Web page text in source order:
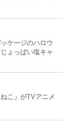
ケージのハロウ
ょっぱい塩キャ
こ」がTVアニメ